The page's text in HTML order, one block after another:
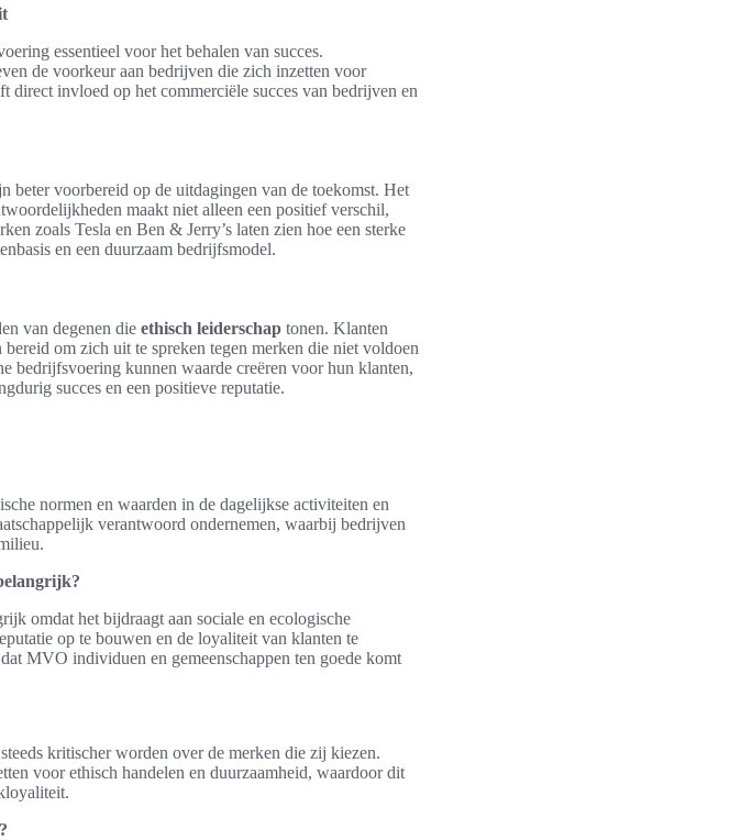
essentieel voor het behalen van succes.
de voorkeur aan bedrijven die zich inzetten voor
invloed op het commerciële succes van bedrijven en
beter voorbereid op de uitdagingen van de toekomst. Het
maakt niet alleen een positief verschil,
zoals Tesla en Ben & Jerry’s laten zien hoe een sterke
en een duurzaam bedrijfsmodel.
van degenen die ethisch leiderschap tonen. Klanten
om zich uit te spreken tegen merken die niet voldoen
bedrijfsvoering kunnen waarde creëren voor hun klanten,
succes en een positieve reputatie.
normen en waarden in de dagelijkse activiteiten en
verantwoord ondernemen, waarbij bedrijven
omdat het bijdraagt aan sociale en ecologische
op te bouwen en de loyaliteit van klanten te
MVO individuen en gemeenschappen ten goede komt
kritischer worden over de merken die zij kiezen.
voor ethisch handelen en duurzaamheid, waardoor dit